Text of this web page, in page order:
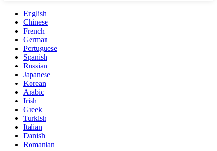
English
Chinese
French
German
Portuguese
Spanish
Russian
Japanese
Korean
Arabic
Irish
Greek
Turkish
Italian
Danish
Romanian